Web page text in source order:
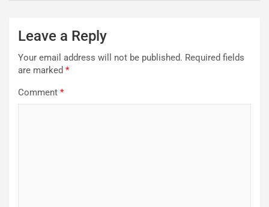
Leave a Reply
Your email address will not be published. Required fields
are marked *
Comment *